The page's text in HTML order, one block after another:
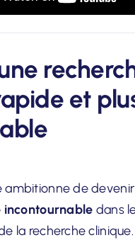
et
ambitionne de
incontournable dans
la recherche clinique.